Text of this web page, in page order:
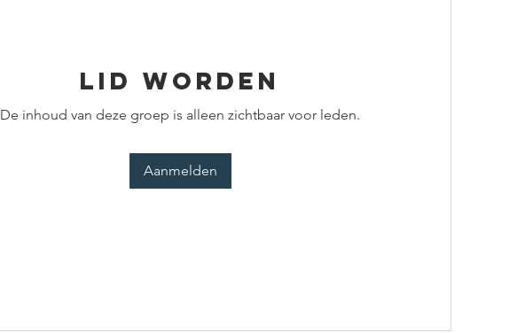
Lid worden
De inhoud van deze groep is alleen zichtbaar voor leden.
Aanmelden